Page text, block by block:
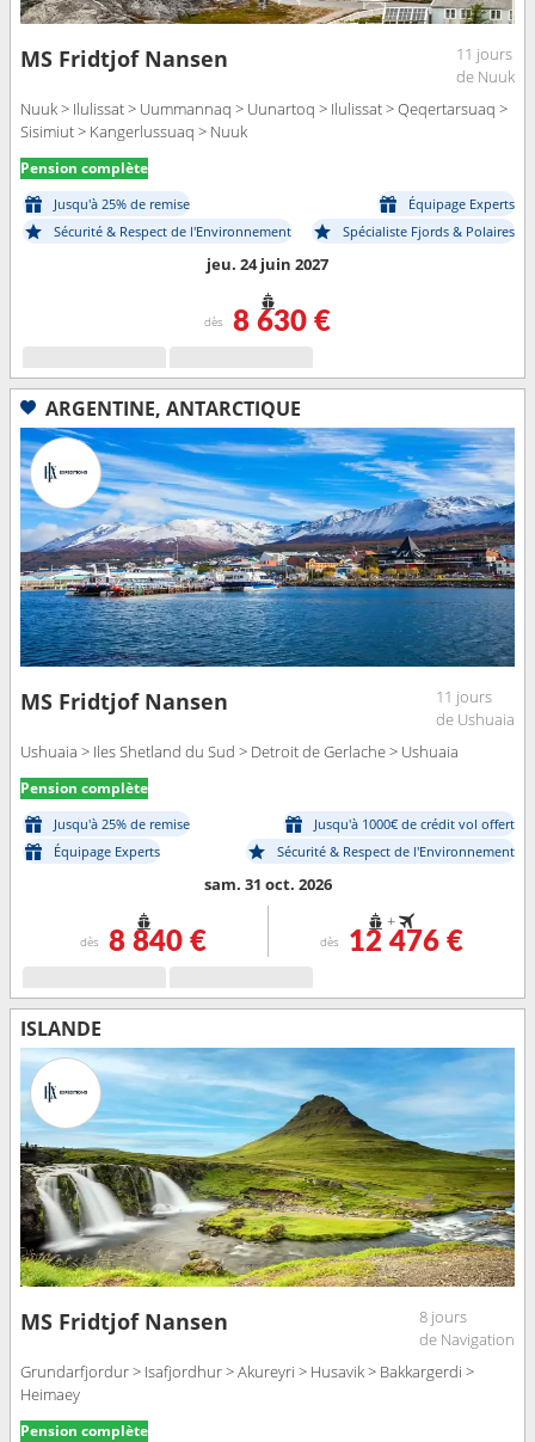
MS Fridtjof Nansen
11 jours
de Nuuk
Nuuk > Ilulissat > Uummannaq > Uunartoq > Ilulissat > Qeqertarsuaq >
Sisimiut > Kangerlussuaq > Nuuk
Pension complète
Jusqu'à 25% de remise
Équipage Experts
Sécurité & Respect de l'Environnement
Spécialiste Fjords & Polaires
jeu. 24 juin 2027
dès 8 630 €
ARGENTINE, ANTARCTIQUE
MS Fridtjof Nansen
11 jours
de Ushuaia
Ushuaia > Iles Shetland du Sud > Detroit de Gerlache > Ushuaia
Pension complète
Jusqu'à 25% de remise
Jusqu'à 1000€ de crédit vol offert
Équipage Experts
Sécurité & Respect de l'Environnement
sam. 31 oct. 2026
dès 8 840 €
+
dès 12 476 €
ISLANDE
MS Fridtjof Nansen
8 jours
de Navigation
Grundarfjordur > Isafjordhur > Akureyri > Husavik > Bakkargerdi >
Heimaey
Pension complète